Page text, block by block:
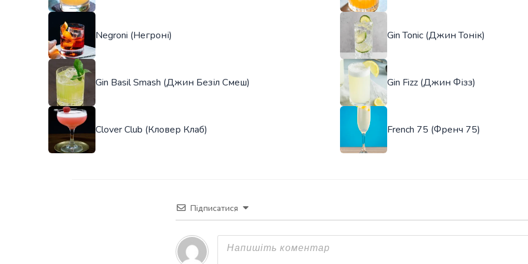
Negroni (Негроні) Gin Tonic (Джин Тонік)
Gin Basil Smash (Джин Безіл Смеш) Gin Fizz (Джин Фізз)
Clover Club (Кловер Клаб) French 75 (Френч 75)
Підписатися